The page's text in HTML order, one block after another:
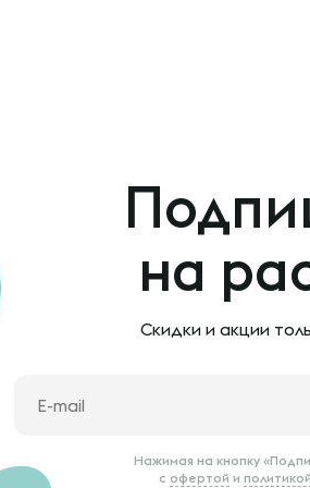
на
Скидки и акции
Нажимая на кнопку
с офертой и